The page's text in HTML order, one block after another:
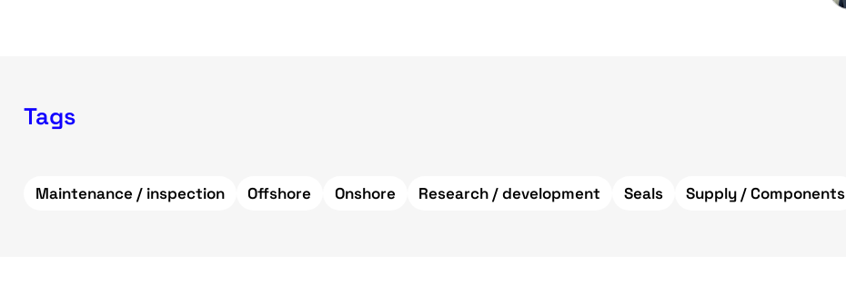
Tags
Maintenance / inspection Offshore Onshore Research / development Seals Supply / Components